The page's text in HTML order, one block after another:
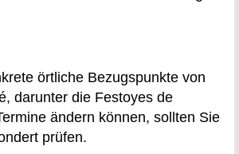
örtliche Bezugspunkte von
darunter die Festoyes de
ändern können, sollten Sie
prüfen.